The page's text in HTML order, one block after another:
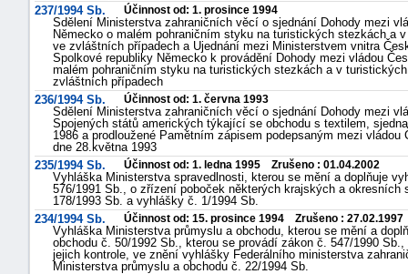
237/1994 Sb.
Účinnost od: 1. prosince 1994
Sdělení Ministerstva zahraničních věcí o sjednání Dohody mezi
Německo o malém pohraničním styku na turistických stezkách a
ve zvláštních případech a Ujednání mezi Ministerstvem vnitra
Spolkové republiky Německo k provádění Dohody mezi vládou
malém pohraničním styku na turistických stezkách a v
zvláštních případech
236/1994 Sb.
Účinnost od: 1. června 1993
Sdělení Ministerstva zahraničních věcí o sjednání Dohody mezi
Spojených států amerických týkající se obchodu s textilem,
1986 a prodloužené Pamětním zápisem podepsaným mezi
dne 28.května 1993
235/1994 Sb.
Účinnost od: 1. ledna 1995 Zrušeno : 01.04.2002
Vyhláška Ministerstva spravedlnosti, kterou se mění a doplňuje
576/1991 Sb., o zřízení poboček některých krajských a
178/1993 Sb. a vyhlášky č. 1/1994 Sb.
234/1994 Sb.
Účinnost od: 15. prosince 1994 Zrušeno : 27.02.1997
Vyhláška Ministerstva průmyslu a obchodu, kterou se mění a
obchodu č. 50/1992 Sb., kterou se provádí zákon č. 547/1990
jejich kontrole, ve znění vyhlášky Federálního ministerstva
Ministerstva průmyslu a obchodu č. 22/1994 Sb.